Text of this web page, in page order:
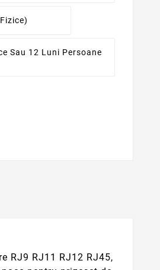
Sau 12 Luni Persoane
RJ9 RJ11 RJ12 RJ45,